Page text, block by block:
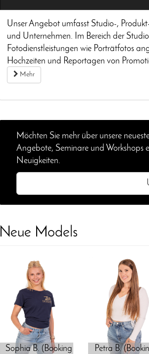
Unser Angebot umfasst Studio-,
und Unternehmen. Im Bereich der
Fotodienstleistungen wie Porträtfotos
Hochzeiten und Reportagen von
Mehr
Möchten Sie mehr über unsere
Angebote, Seminare und Workshops
Neuigkeiten.
Neue Models
Sophia B. (Booking
Petra B.